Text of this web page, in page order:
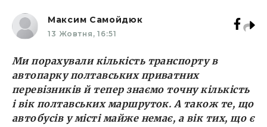
Максим Самойдюк
13 Жовтня, 16:51
Ми порахували кількість транспорту в
автопарку полтавських приватних
перевізників й тепер знаємо точну кількість
і вік полтавських маршруток. А також те, що
автобусів у місті майже немає, а вік тих, що є